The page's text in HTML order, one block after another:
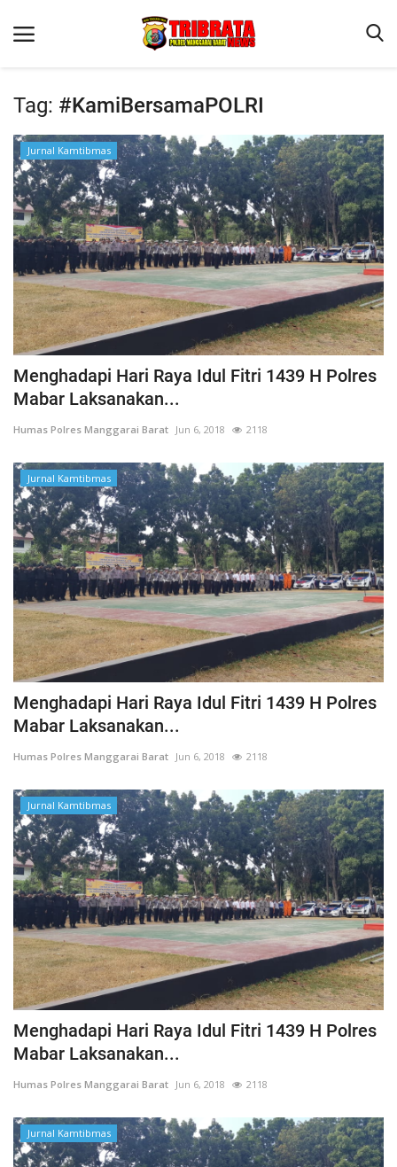
Beranda
Binkam
Terms & Conditions
Reskrim
Lantas
Polisi Kita
Mitra Polisi
Giat Ops
Tag: #KamiBersamaPOLRI
Jurnal Kamtibmas
Menghadapi Hari Raya Idul Fitri 1439 H Polres
Mabar Laksanakan...
Humas Polres Manggarai Barat Jun 6, 2018 2118
Jurnal Kamtibmas
Menghadapi Hari Raya Idul Fitri 1439 H Polres
Mabar Laksanakan...
Humas Polres Manggarai Barat Jun 6, 2018 2118
Jurnal Kamtibmas
Menghadapi Hari Raya Idul Fitri 1439 H Polres
Mabar Laksanakan...
Humas Polres Manggarai Barat Jun 6, 2018 2118
Jurnal Kamtibmas